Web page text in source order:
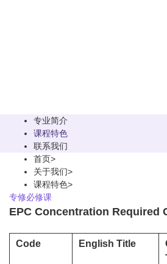
专业简介
课程特色
联系我们
首页>
关于我们>
课程特色>
专修必修课
EPC Concentration Required
Code English Title